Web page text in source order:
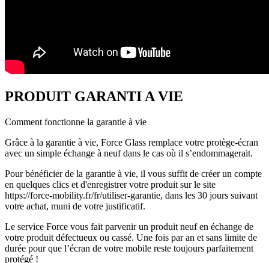
PRODUIT GARANTI A VIE
Comment fonctionne la garantie à vie
Grâce à la garantie à vie, Force Glass remplace votre protège-écran
avec un simple échange à neuf dans le cas où il s’endommagerait.
Pour bénéficier de la garantie à vie, il vous suffit de créer un compte
en quelques clics et d'enregistrer votre produit sur le site
https://force-mobility.fr/fr/utiliser-garantie, dans les 30 jours suivant
votre achat, muni de votre justificatif.
Le service Force vous fait parvenir un produit neuf en échange de
votre produit défectueux ou cassé. Une fois par an et sans limite de
durée pour que l’écran de votre mobile reste toujours parfaitement
protégé !